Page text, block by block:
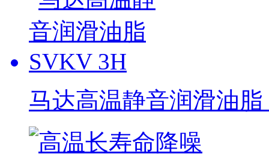
马达高温静音润滑油